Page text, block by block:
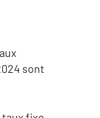
sont